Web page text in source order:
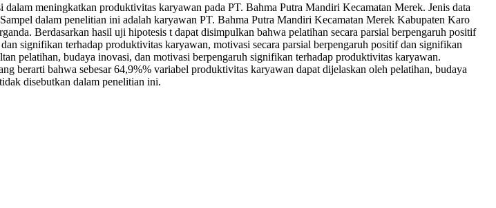
meningkatkan produktivitas karyawan pada PT. Bahma Putra Mandiri Kecamatan Merek. Jenis data
dalam penelitian ini adalah karyawan PT. Bahma Putra Mandiri Kecamatan Merek Kabupaten Karo
Berdasarkan hasil uji hipotesis t dapat disimpulkan bahwa pelatihan secara parsial berpengaruh positif
signifikan terhadap produktivitas karyawan, motivasi secara parsial berpengaruh positif dan signifikan
pelatihan, budaya inovasi, dan motivasi berpengaruh signifikan terhadap produktivitas karyawan.
berarti bahwa sebesar 64,9%% variabel produktivitas karyawan dapat dijelaskan oleh pelatihan, budaya
disebutkan dalam penelitian ini.